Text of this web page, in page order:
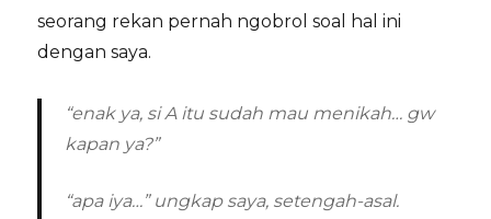
seorang rekan pernah ngobrol soal hal ini
dengan saya.
“enak ya, si A itu sudah mau menikah… gw
kapan ya?”
“apa iya…” ungkap saya, setengah-asal.